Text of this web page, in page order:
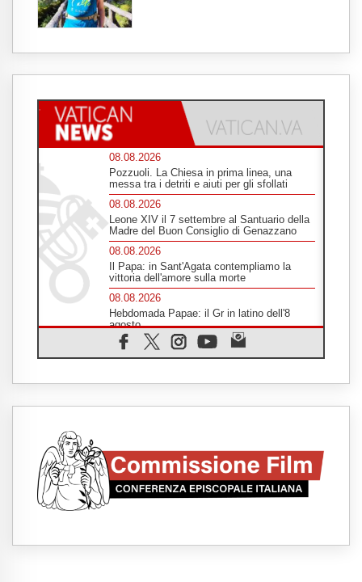
08.08.2026
Pozzuoli. La Chiesa in prima linea, una
messa tra i detriti e aiuti per gli sfollati
08.08.2026
Leone XIV il 7 settembre al Santuario della
Madre del Buon Consiglio di Genazzano
08.08.2026
Il Papa: in Sant'Agata contempliamo la
vittoria dell'amore sulla morte
08.08.2026
Hebdomada Papae: il Gr in latino dell'8
agosto
08.08.2026
Spin Time, Reina: Cristo non abita nei
senzatetto
08.08.2026
08.08.2026
Argentina, l'arcivescovo Colombo: "La
visita del Papa messaggio di pace e
dignità"